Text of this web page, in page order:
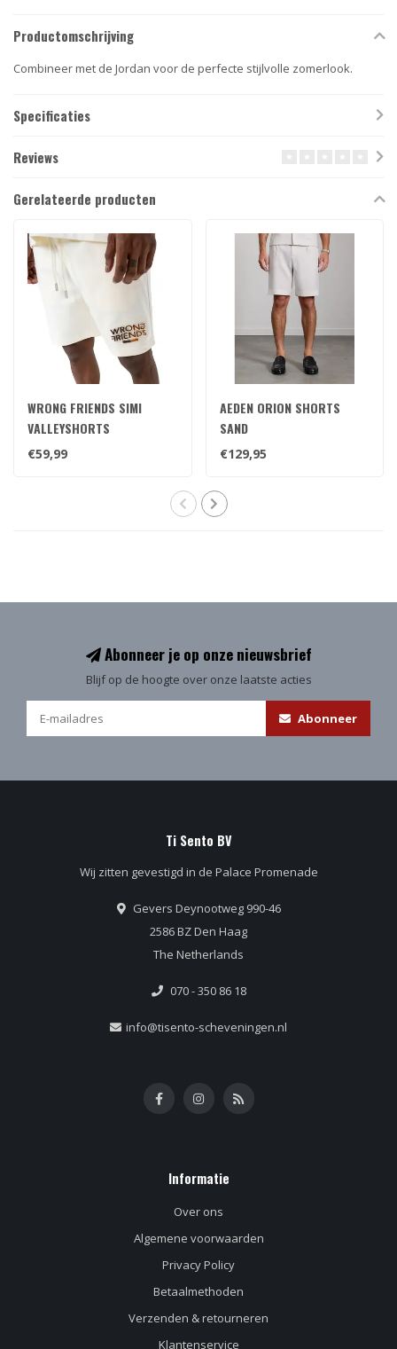
Productomschrijving
Combineer met de Jordan voor de perfecte stijlvolle zomerlook.
Specificaties
Reviews
Gerelateerde producten
WRONG FRIENDS SIMI
VALLEYSHORTS
BEIGE/BROWN
€59,99
AEDEN ORION SHORTS
SAND
€129,95
Abonneer je op onze nieuwsbrief
Blijf op de hoogte over onze laatste acties
Abonneer
Ti Sento BV
Wij zitten gevestigd in de Palace Promenade
Gevers Deynootweg 990-46
2586 BZ Den Haag
The Netherlands
070 - 350 86 18
info@tisento-scheveningen.nl
Informatie
Over ons
Algemene voorwaarden
Privacy Policy
Betaalmethoden
Verzenden & retourneren
Klantenservice